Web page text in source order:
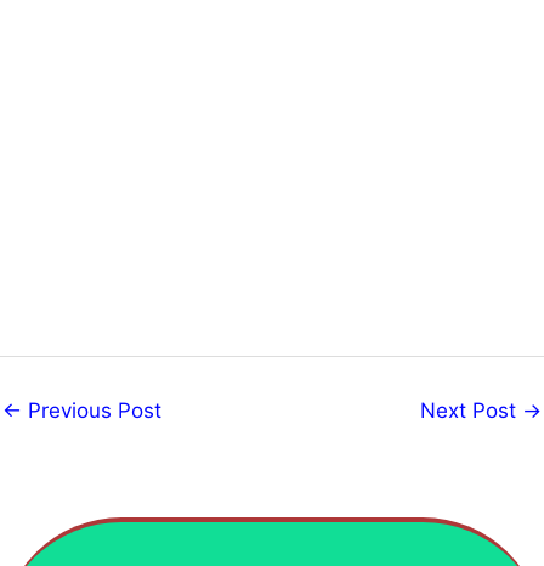
← Previous Post Next Post →